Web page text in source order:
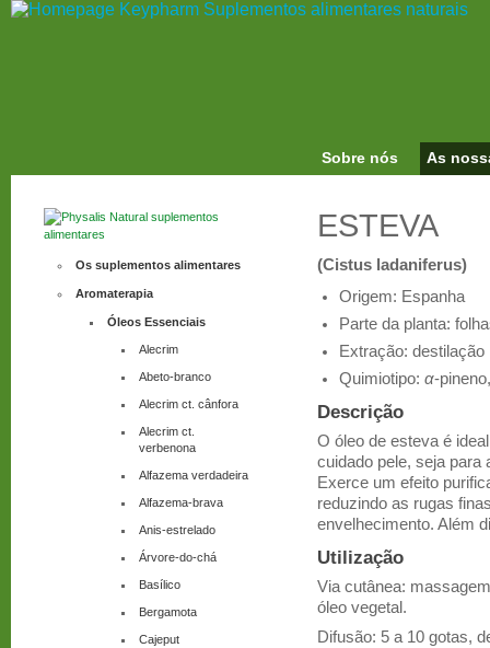
Sobre nós As
Os suplementos alimentares
Aromaterapia
Óleos Essenciais
Alecrim
Abeto-branco
Alecrim ct. cânfora
Alecrim ct.
verbenona
Alfazema verdadeira
Alfazema-brava
Anis-estrelado
Árvore-do-chá
Basílico
Bergamota
Cajeput
ESTEVA
(Cistus ladaniferus)
Origem: Espanha
Parte da planta:
Extração: destilação
Quimiotipo: α-
Descrição
O óleo de esteva é
cuidado pele, seja para
Exerce um efeito
reduzindo as rugas
envelhecimento. Além
Utilização
Via cutânea:
óleo vegetal.
Difusão: 5 a 10 gotas,